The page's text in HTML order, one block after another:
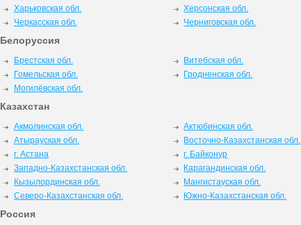
Харьковская обл.
Херсонская обл.
Черкасская обл.
Черниговская обл.
Белоруссия
Брестская обл. Витебская обл.
Гомельская обл.
Гродненская обл.
Могилёвская обл.
Казахстан
Акмолинская обл. Актюбинская обл.
Атырауская обл.
Восточно-Казахстанская обл.
г. Астана
г. Байконур
Западно-Казахстанская обл.
Карагандинская обл.
Кызылординская обл.
Мангистауская обл.
Северо-Казахстанская обл.
Южно-Казахстанская обл.
Россия